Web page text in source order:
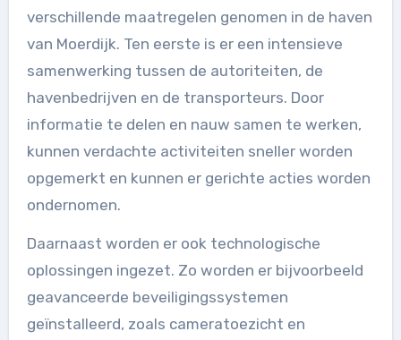
verschillende maatregelen genomen in de haven
van Moerdijk. Ten eerste is er een intensieve
samenwerking tussen de autoriteiten, de
havenbedrijven en de transporteurs. Door
informatie te delen en nauw samen te werken,
kunnen verdachte activiteiten sneller worden
opgemerkt en kunnen er gerichte acties worden
ondernomen.
Daarnaast worden er ook technologische
oplossingen ingezet. Zo worden er bijvoorbeeld
geavanceerde beveiligingssystemen
geïnstalleerd, zoals cameratoezicht en